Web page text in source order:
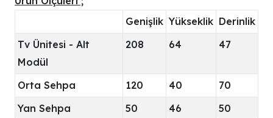
Genişlik Yükseklik Derinlik
Tv Ünitesi - Alt
Modül
208 64 47
Orta Sehpa 120 40
70
Yan Sehpa
50 46 50